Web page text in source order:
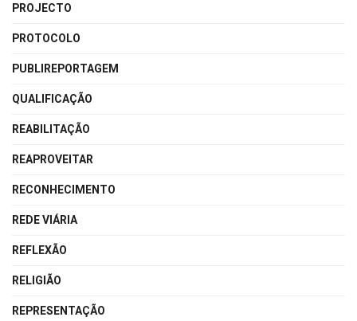
PROJECTO
PROTOCOLO
PUBLIREPORTAGEM
QUALIFICAÇÃO
REABILITAÇÃO
REAPROVEITAR
RECONHECIMENTO
REDE VIÁRIA
REFLEXÃO
RELIGIÃO
REPRESENTAÇÃO